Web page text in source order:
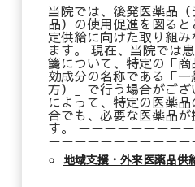
当院では、後発医薬品
品）の使用促進を図る
定供給に向けた取り組
ます。 現在、当院では
箋について、特定の「
効成分の名称である「
方）」で行う場合がご
によって、特定の医薬
合でも、必要な医薬品
す。 －－－－－－－－
－－－－－－－－－－
地域支援・外来医薬品供